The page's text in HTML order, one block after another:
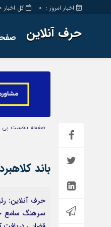
کل اخبار اخبار امروز : 0
حرف آنلاین
صفحه نخست بی
باند
سرهنگ سامع